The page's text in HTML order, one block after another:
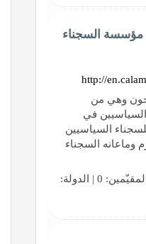
السجناء
http://
وهي من
في
السياسيين
وماعانه السجناء